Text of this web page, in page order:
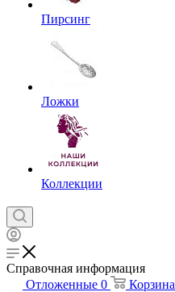
Пирсинг
Ложки
Коллекции
Справочная информация
Отложенные 0 Корзина